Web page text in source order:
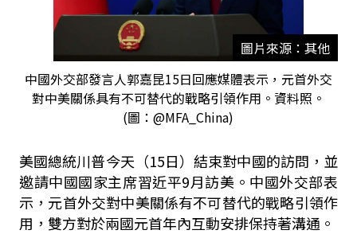
圖片來源：其他
中國外交部發言人郭嘉昆15日回應媒體表示，元首外交
對中美關係具有不可替代的戰略引領作用。資料照。
(圖：@MFA_China)
美國總統川普今天（15日）結束對中國的訪問，並
邀請中國國家主席習近平9月訪美。中國外交部表
示，元首外交對中美關係有不可替代的戰略引領作
用，雙方對於兩國元首年內互動安排保持著溝通。